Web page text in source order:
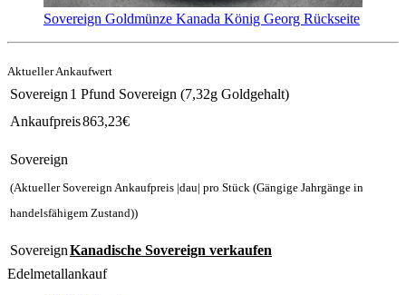
Sovereign Goldmünze Kanada König Georg Rückseite
Aktueller Ankaufwert
Sovereign 1 Pfund Sovereign (7,32g Goldgehalt)
Ankaufpreis863,23€
Sovereign
(Aktueller Sovereign Ankaufpreis |dau| pro Stück (Gängige Jahrgänge in
handelsfähigem Zustand))
SovereignKanadische Sovereign verkaufen
Edelmetallankauf